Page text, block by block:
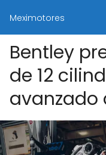
Meximotores
Bentley
de 12
avanzado